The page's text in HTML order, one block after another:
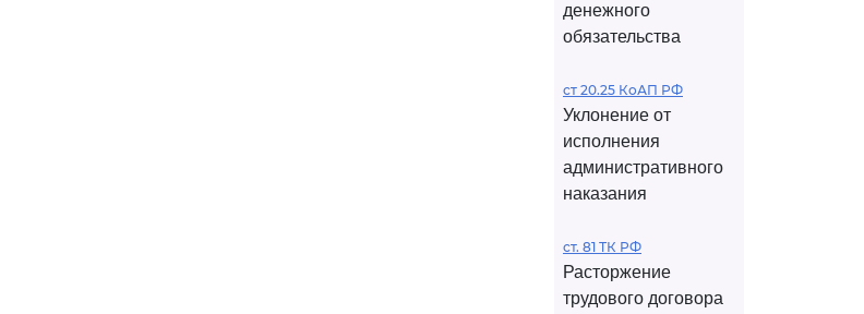
денежного
обязательства
ст 20.25 КоАП РФ
Уклонение от
исполнения
административного
наказания
ст. 81 ТК РФ
Расторжение
трудового договора